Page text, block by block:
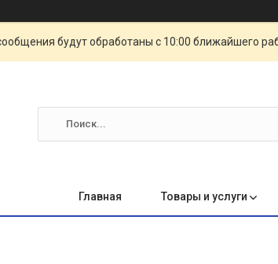
будут обработаны с 10:00 ближайшего
Главная Товары и услуги